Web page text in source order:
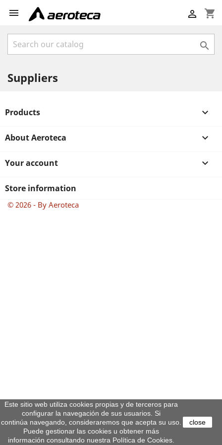
 shopping_cart


Suppliers
Products 
About Aeroteca 
Your account 
Store information
Este sitio web utiliza cookies propias y de terceros para
configurar la navegación de sus usuarios. Si
continúa navegando, consideraremos que acepta su uso.
Puede gestionar las cookies u obtener más
información consultando nuestra Política de Cookies.
close
© 2026 - By Aeroteca